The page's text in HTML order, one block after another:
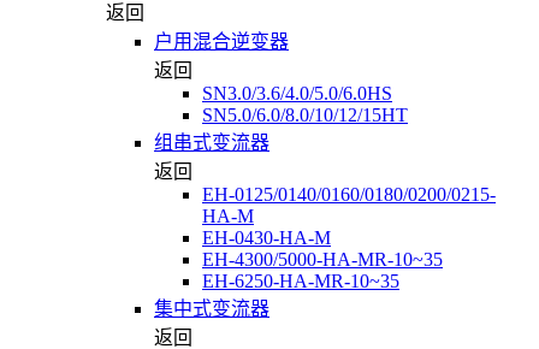
返回
户用混合逆变器
返回
SN3.0/3.6/4.0/5.0/6.0HS
SN5.0/6.0/8.0/10/12/15HT
组串式变流器
返回
EH-0125/0140/0160/0180/0200/0215-
HA-M
EH-0430-HA-M
EH-4300/5000-HA-MR-10~35
EH-6250-HA-MR-10~35
集中式变流器
返回